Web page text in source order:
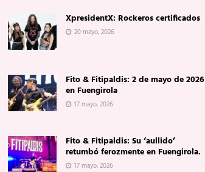
XpresidentX: Rockeros certificados
20 mayo, 2026
Fito & Fitipaldis: 2 de mayo de 2026
en Fuengirola
17 mayo, 2026
Fito & Fitipaldis: Su ‘aullido’
retumbó ferozmente en Fuengirola.
17 mayo, 2026